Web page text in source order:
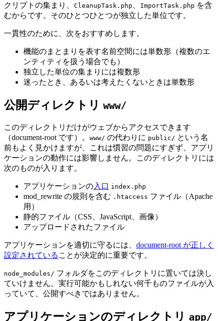
クリプトの集まり、 CleanupTask.php ImportTask.php を含
むからです。そのひとつひとつが独立した単位です。
一貫性のために、次をおすすめします。
機能のまとまりを表す名前空間には単数形（複数のエ
ンティティを扱う場合でも）
独立した単位の集まりには複数形
迷ったとき、あるいは考えたくないときは単数形
公開ディレクトリ www/
このディレクトリだけがウェブからアクセスできます
（document-root です）。 www/ の代わりに public/ という名
前もよく見かけますが、これは慣習の問題にすぎず、アプリ
ケーションの動作には影響しません。このディレクトリには
次のものが入ります。
アプリケーションの入口 index.php
mod_rewrite の規則を含む .htaccess ファイル（Apache
用）
静的ファイル（CSS、JavaScript、画像）
アップロードされたファイル
アプリケーションを適切に守るには、 document-root が正しく
設定されている ことが決定的に重要です。
node_modules/ フォルダをこのディレクトリに置いては決し
ていけません。実行可能かもしれない何千ものファイルが入
っていて、公開すべきではありません。
アプリケーションのディレクトリ app/